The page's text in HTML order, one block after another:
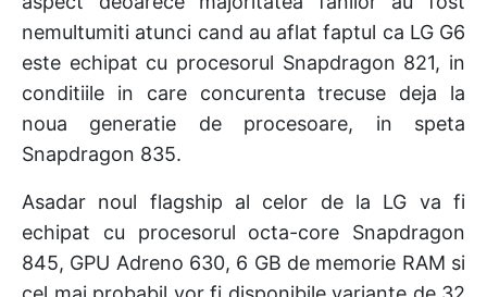
nemultumiti atunci cand au aflat faptul ca LG G6
este echipat cu procesorul Snapdragon 821, in
conditiile in care concurenta trecuse deja la
noua generatie de procesoare, in speta
Snapdragon 835.
Asadar noul flagship al celor de la LG va fi
echipat cu procesorul octa-core Snapdragon
845, GPU Adreno 630, 6 GB de memorie RAM si